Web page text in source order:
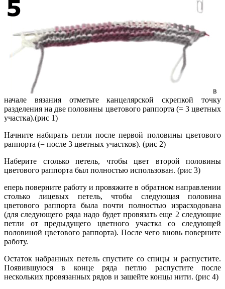
в
начале вязания отметьте канцелярской скрепкой точку
разделения на две половины цветового раппорта (= 3 цветных
участка).(рис 1)
Начните набирать петли после первой половины цветового
раппорта (= после 3 цветных участков). (рис 2)
Наберите столько петель, чтобы цвет второй половины
цветового раппорта был полностью использован. (рис 3)
еперь поверните работу и провяжите в обратном направлении
столько лицевых петель, чтобы следующая половина
цветового раппорта была почти полностью израсходована
(для следующего ряда надо будет провязать еще 2 следующие
петли от предыдущего цветного участка со следующей
половиной цветового раппорта). После чего вновь поверните
работу.
Остаток набранных петель спустите со спицы и распустите.
Появившуюся в конце ряда петлю распустите после
нескольких провязанных рядов и зашейте концы нити. (рис 4)